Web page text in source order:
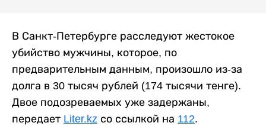
В Санкт-Петербурге расследуют жестокое
убийство мужчины, которое, по
предварительным данным, произошло из-за
долга в 30 тысяч рублей (174 тысячи тенге).
Двое подозреваемых уже задержаны,
передает Liter.kz со ссылкой на 112.